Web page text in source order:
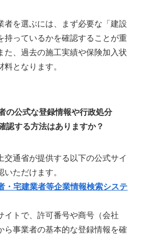
者を選ぶには、まず必要な「建設
持っているかを確認することが重
た、過去の施工実績や保険加入状
料となります。
の公式な登録情報や行政処分
認する方法はありますか？
交通省が提供する以下の公式サイ
いただけます。
・宅建業者等企業情報検索システ
イトで、許可番号や商号（会社
ら事業者の基本的な登録情報を確